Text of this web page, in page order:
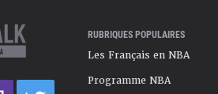
RUBRIQUES POPULAIRES
Les Français en NBA
Programme NBA